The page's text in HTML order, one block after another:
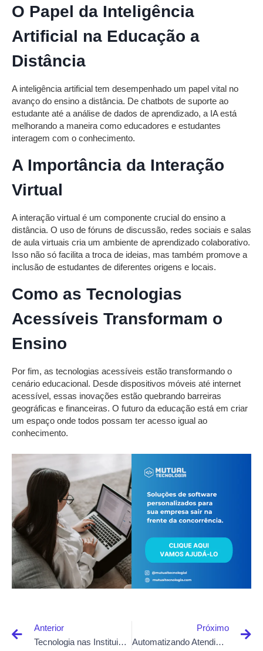
O Papel da Inteligência
Artificial na Educação a
Distância
A inteligência artificial tem desempenhado um papel vital no
avanço do ensino a distância. De chatbots de suporte ao
estudante até a análise de dados de aprendizado, a IA está
melhorando a maneira como educadores e estudantes
interagem com o conhecimento.
A Importância da Interação
Virtual
A interação virtual é um componente crucial do ensino a
distância. O uso de fóruns de discussão, redes sociais e salas
de aula virtuais cria um ambiente de aprendizado colaborativo.
Isso não só facilita a troca de ideias, mas também promove a
inclusão de estudantes de diferentes origens e locais.
Como as Tecnologias
Acessíveis Transformam o
Ensino
Por fim, as tecnologias acessíveis estão transformando o
cenário educacional. Desde dispositivos móveis até internet
acessível, essas inovações estão quebrando barreiras
geográficas e financeiras. O futuro da educação está em criar
um espaço onde todos possam ter acesso igual ao
conhecimento.
Anterior
Tecnologia nas Instituições de Ensino
Próximo
Automatizando Atendimento em Escritórios de Contabilidade